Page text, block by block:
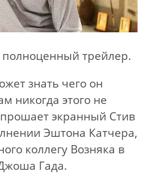
трейлер.
знать чего он
никогда этого не
экранный Стив
Эштона Катчера,
коллегу Возняка в
Гада.